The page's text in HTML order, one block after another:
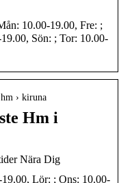
10.00-19.00, Fre: ;
Sön: ; Tor: 10.00-
› kiruna
Hm i
Nära Dig
Lör: ; Ons: 10.00-